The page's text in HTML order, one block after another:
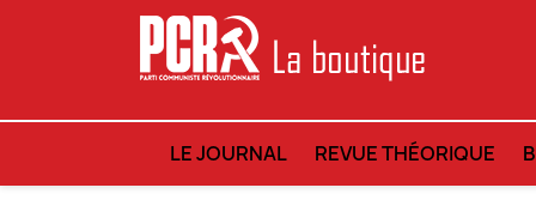
LE JOURNAL REVUE THÉORIQUE